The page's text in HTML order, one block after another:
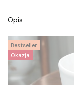
Opis
Okazja
Bestseller